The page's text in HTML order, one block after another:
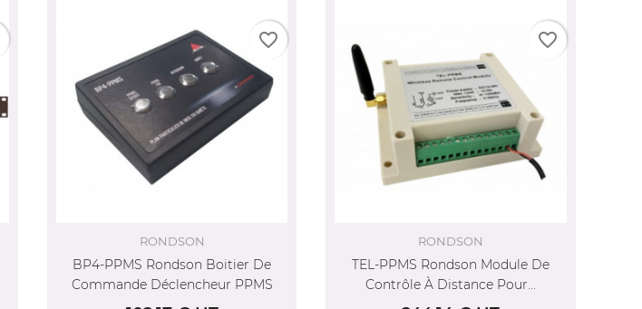
RONDSON
BP4-PPMS Rondson Boitier De
Commande Déclencheur PPMS
favorite_border
RONDSON
TEL-PPMS Rondson Module De
Contrôle À Distance Pour...
favorite_border